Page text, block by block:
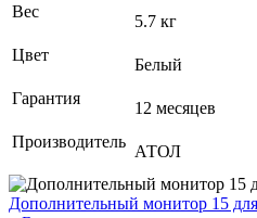
Вес
5.7 кг
Цвет
Белый
Гарантия
12 месяцев
Производитель
АТОЛ
Дополнительный монитор 15